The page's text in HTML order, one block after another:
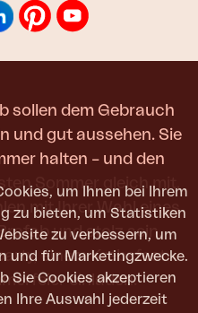
um Ihnen bei Ihrem
zu bieten, um Statistiken
zu verbessern, um
und für Marketingzwecke.
Sie Cookies akzeptieren
Ihre Auswahl jederzeit
sollen dem Gebrauch
und gut aussehen. Sie
halten – und den
Sommer gleich mit.
mit Ihrer Wahl eines
und stolz sein,
einem Krebsfest
einladen.